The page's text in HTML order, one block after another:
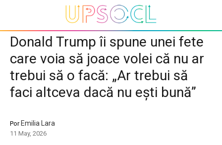
Donald Trump îi spune unei fete
care voia să joace volei că nu ar
trebui să o facă: „Ar trebui să
faci altceva dacă nu ești bună”
Por Emilia Lara
11 May, 2026